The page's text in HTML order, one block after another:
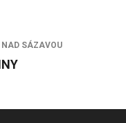
SÁZAVOU